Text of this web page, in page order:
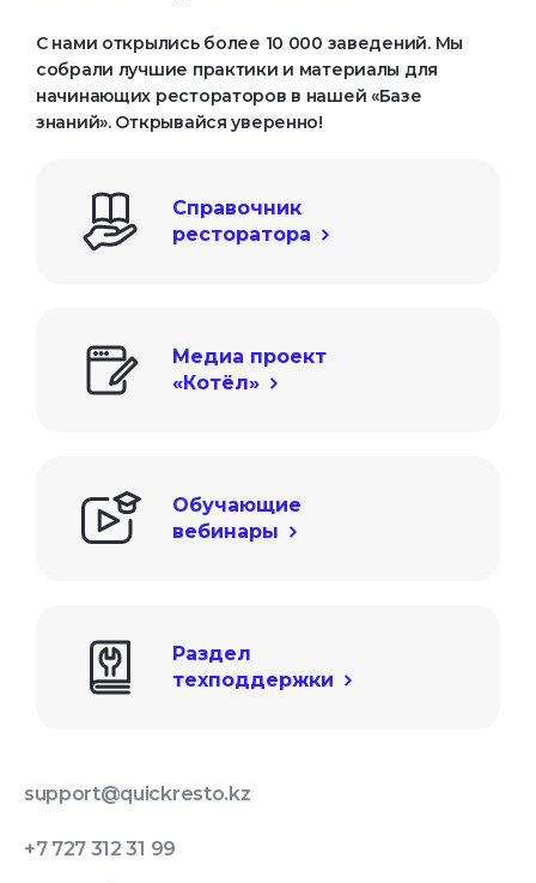
С нами открылись более 10 000 заведений. Мы
собрали лучшие практики и материалы для
начинающих рестораторов в нашей «Базе
знаний». Открывайся уверенно!
Справочник
ресторатора
Медиа проект
«Котёл»
Обучающие
вебинары
Раздел
техподдержки
support@quickresto.kz
+7 727 312 31 99